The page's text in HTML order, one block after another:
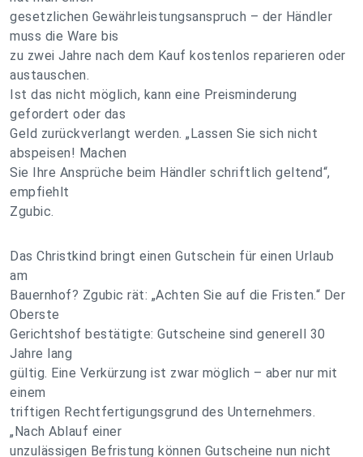
gesetzlichen Gewährleistungsanspruch – der Händler
muss die Ware bis
zu zwei Jahre nach dem Kauf kostenlos reparieren oder
austauschen.
Ist das nicht möglich, kann eine Preisminderung
gefordert oder das
Geld zurückverlangt werden. „Lassen Sie sich nicht
abspeisen! Machen
Sie Ihre Ansprüche beim Händler schriftlich geltend“,
empfiehlt
Zgubic.
Das Christkind bringt einen Gutschein für einen Urlaub
am
Bauernhof? Zgubic rät: „Achten Sie auf die Fristen.“ Der
Oberste
Gerichtshof bestätigte: Gutscheine sind generell 30
Jahre lang
gültig. Eine Verkürzung ist zwar möglich – aber nur mit
einem
triftigen Rechtfertigungsgrund des Unternehmers.
„Nach Ablauf einer
unzulässigen Befristung können Gutscheine nun nicht